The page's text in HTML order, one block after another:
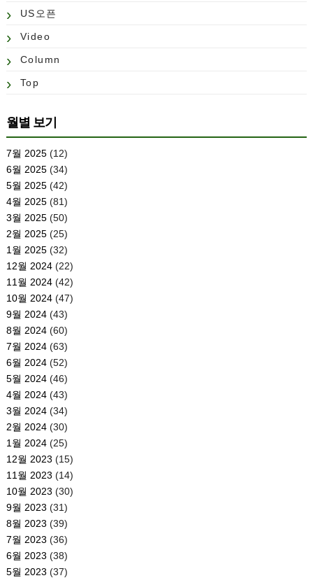
US오픈
Video
Column
Top
월별 보기
7월 2025(12)
6월 2025(34)
5월 2025(42)
4월 2025(81)
3월 2025(50)
2월 2025(25)
1월 2025(32)
12월 2024(22)
11월 2024(42)
10월 2024(47)
9월 2024(43)
8월 2024(60)
7월 2024(63)
6월 2024(52)
5월 2024(46)
4월 2024(43)
3월 2024(34)
2월 2024(30)
1월 2024(25)
12월 2023 (15)
11월 2023 (14)
10월 2023 (30)
9월 2023 (31)
8월 2023 (39)
7월 2023 (36)
6월 2023 (38)
5월 2023 (37)